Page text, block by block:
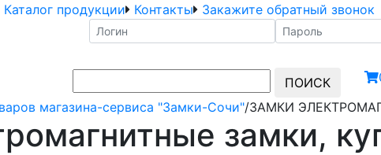
Каталог продукции Контакты Закажите обратный звонок
ПОИСК
магазина-сервиса "Замки-Сочи"/ЗАМКИ
замки,